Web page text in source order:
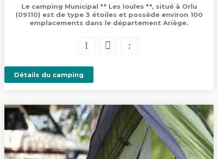
Le camping Municipal "" Les Ioules "", situé à Orlu
(09110) est de type 3 étoiles et possède environ 100
emplacements dans le département Ariège.
Détails du camping